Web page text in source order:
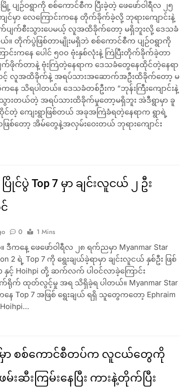
ပျဉ်ဝရွာကို စစ်ကောင်စီက ပြီးခဲ့တဲ့ ဖေဖော်ဝါရီလ ၂၅
ျင်မှာ လေကြောင်းကနေ တိုက်ခိုက်ခဲ့လို့ ဘုရားကျောင်းနဲ့
က်ပျက်စီးသွားပေမယ့် လူအထိခိုက်တော့ မရှိဘူးလို့ ဒေသခံ
တိုက်ပွဲဖြစ်တာမျိုးမရှိဘဲ စစ်ကောင်စီက ပျဉ်ဝရွာကို
င်းကနေ ပေါင် ၅၀၀ ဗုံးနှစ်လုံးနဲ့ ကြဲပြီးတိုက်ခိုက်ခဲ့တာ
ျက်ဖိုက်တာနဲ့ ဗုံးကြဲတဲ့နေရာက ဒေသခံတွေနေထိုင်တဲ့နေရာ
ာင့် လူအထိခိုက်နဲ့ အရပ်သားအဆောက်အဦးထိခိုက်တော့ မ
ေ သိရပါတယ်။ ဒေသခံတစ်ဦးက “ဘုန်းကြီးကျောင်းနဲ့
းသွားတယ်တဲ့ အရပ်သားထိခိုက်မှုတော့မရှိဘူး အဲဒီရွာမှာ ခူ
ထိုင်တဲ့ ကျေးရွာဖြစ်တယ် အခုအကြဲခံရတဲ့နေရာက ရွာရဲ့
ဖြစ်တော့ အိမ်တွေနဲ့အလှမ်းဝေးတယ် ဘုရားကျောင်း
ပြိုင်ပွဲ Top 7 မှာ ချင်းလူငယ် ၂ ဦး
0
1 Mins
ဒီကနေ့ ဖေဖော်ဝါရီလ ၂၈ ရက်ညမှာ Myanmar Star
2 ရဲ့ Top 7 ကို ရွေးချယ်ခဲ့ရာမှာ ချင်းလူငယ် နှစ်ဦး ဖြစ်
နှင့် Hoihpi တို့ ဆက်လက် ပါဝင်လာခဲ့ကြောင်း
က်ရိုက် ထုတ်လွင့်မှု အရ သိရှိခဲ့ရ ပါတယ်။ Myanmar Star
နေ Top 7 အဖြစ် ရွေးချယ် ရရှိ သူတွေကတော့ Ephraim
Hoihpi…
မှာ စစ်ကောင်စီတပ်က လူငယ်တွေကို
းဆီးကြမ်းနေပြီး ကားနဲ့တိုက်ပြီး